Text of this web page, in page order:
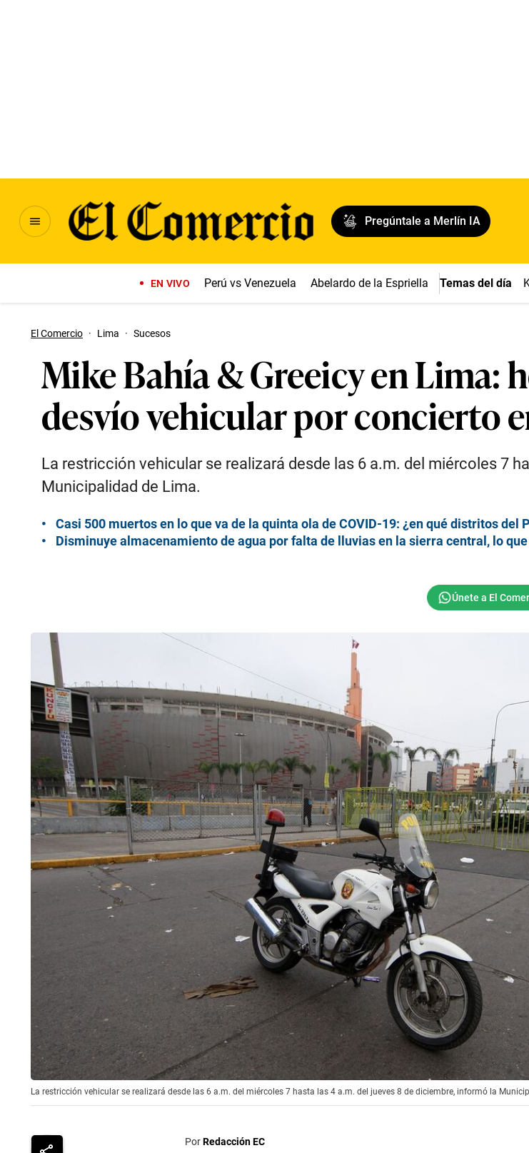
Pregúntale a Merlín IA
EN VIVO Perú vs Venezuela Abelardo de la Espriella Temas del día
El Comercio · Lima · Sucesos
Mike Bahía & Greeicy en Lima:
desvío vehicular por concierto
La restricción vehicular se realizará desde las 6 a.m. del miércoles 7
Municipalidad de Lima.
Casi 500 muertos en lo que va de la quinta ola de COVID-19: ¿en qué distritos
Disminuye almacenamiento de agua por falta de lluvias en la sierra central, lo
La restricción vehicular se realizará desde las 6 a.m. del miércoles 7 hasta las 4 a.m. del jueves 8 de diciembre, informó la
PorRedacción EC